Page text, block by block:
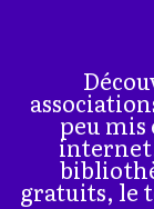
peu
gratuits, le